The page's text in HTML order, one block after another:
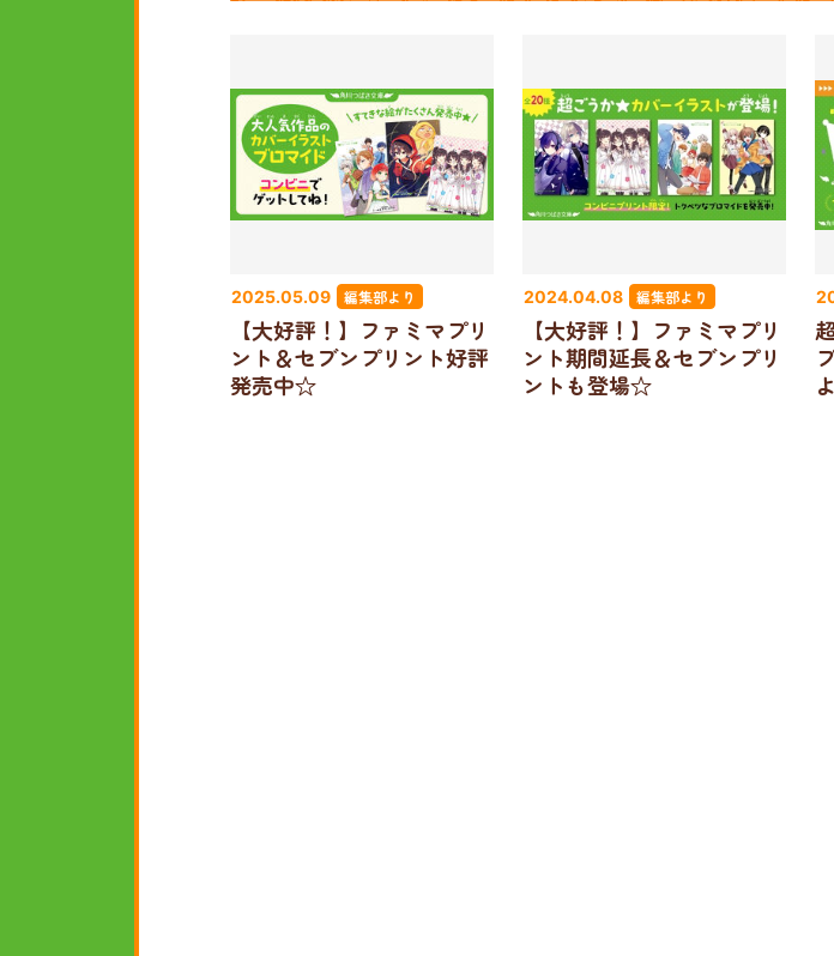
2025.05.09 編集部より
【大好評！】ファミマプリ
ント＆セブンプリント好評
発売中☆
2024.04.08 編集部より
【大好評！】ファミマプリ
ント期間延長＆セブンプリ
ントも登場☆